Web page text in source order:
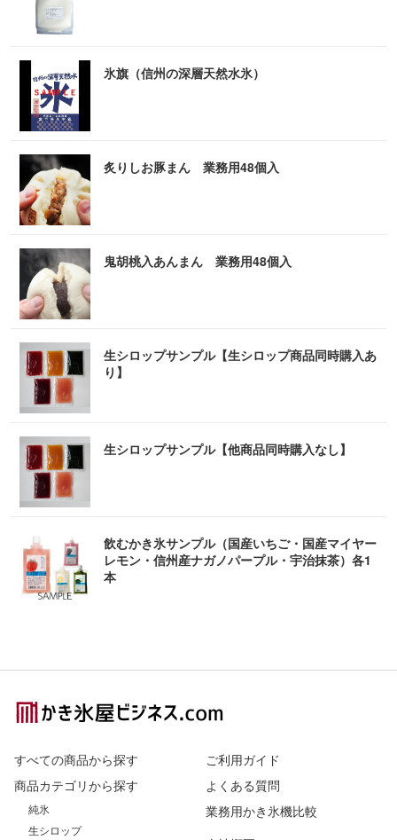
氷旗（信州の深層天然水氷）
炙りしお豚まん 業務用48個入
鬼胡桃入あんまん 業務用48個入
生シロップサンプル【生シロップ商品同時購入あ
り】
生シロップサンプル【他商品同時購入なし】
飲むかき氷サンプル（国産いちご・国産マイヤー
レモン・信州産ナガノパープル・宇治抹茶）各1
本
Footer
すべての商品から探す
商品カテゴリから探す
純氷
生シロップ
ご利用ガイド
よくある質問
業務用かき氷機比較